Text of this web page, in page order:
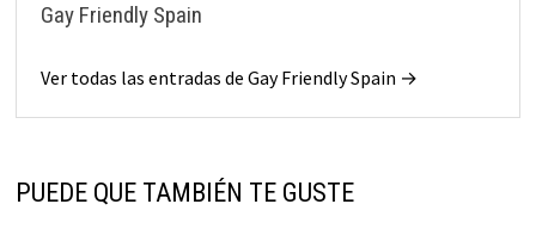
Gay Friendly Spain
Ver todas las entradas de Gay Friendly Spain →
PUEDE QUE TAMBIÉN TE GUSTE